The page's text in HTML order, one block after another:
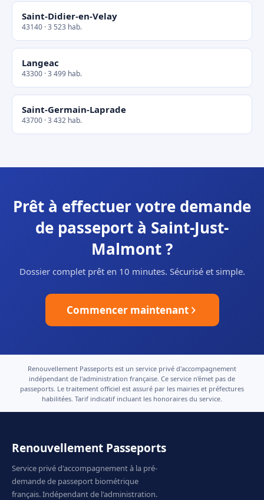
Saint-Didier-en-Velay
43140 · 3 523 hab.
Langeac
43300 · 3 499 hab.
Saint-Germain-Laprade
43700 · 3 432 hab.
Prêt à effectuer votre demande
de passeport à Saint-Just-
Malmont ?
Dossier complet prêt en 10 minutes. Sécurisé et simple.
Commencer maintenant
Renouvellement Passeports est un service privé d'accompagnement
indépendant de l'administration française. Ce service n'émet pas de
passeports. Le traitement officiel est assuré par les mairies et préfectures
habilitées. Tarif indicatif incluant les honoraires du service.
Renouvellement Passeports
Service privé d'accompagnement à la pré-
demande de passeport biométrique
français. Indépendant de l'administration.